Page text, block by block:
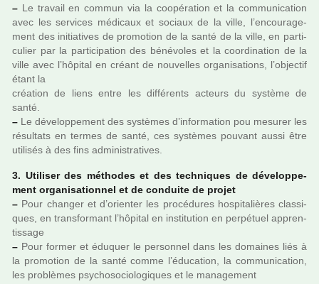
– Le tra­vail en commun via la coo­pé­ra­tion et la com­mu­ni­ca­tion
avec les ser­vi­ces médi­caux et sociaux de la ville, l’encou­ra­ge­
ment des ini­tia­ti­ves de pro­mo­tion de la santé de la ville, en par­ti­
cu­lier par la par­ti­ci­pa­tion des béné­vo­les et la coor­di­na­tion de la
ville avec l’hôpi­tal en créant de nou­vel­les orga­ni­sa­tions, l’objec­tif
étant la
créa­tion de liens entre les dif­fé­rents acteurs du sys­tème de
santé.
– Le déve­lop­pe­ment des sys­tè­mes d’infor­ma­tion pou mesu­rer les
résul­tats en termes de santé, ces sys­tè­mes pou­vant aussi être
uti­li­sés à des fins admi­nis­tra­ti­ves.
3. Utiliser des métho­des et des tech­ni­ques de déve­lop­pe­
ment orga­ni­sa­tion­nel et de conduite de projet
– Pour chan­ger et d’orien­ter les pro­cé­du­res hos­pi­ta­liè­res clas­si­
ques, en trans­for­mant l’hôpi­tal en ins­ti­tu­tion en per­pé­tuel appren­
tis­sage
– Pour former et éduquer le per­son­nel dans les domai­nes liés à
la pro­mo­tion de la santé comme l’éducation, la com­mu­ni­ca­tion,
les pro­blè­mes psy­cho­so­cio­lo­gi­ques et le mana­ge­ment